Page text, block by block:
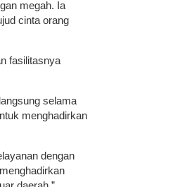
megah. Ia
cinta orang
fasilitasnya
selama
menghadirkan
dengan